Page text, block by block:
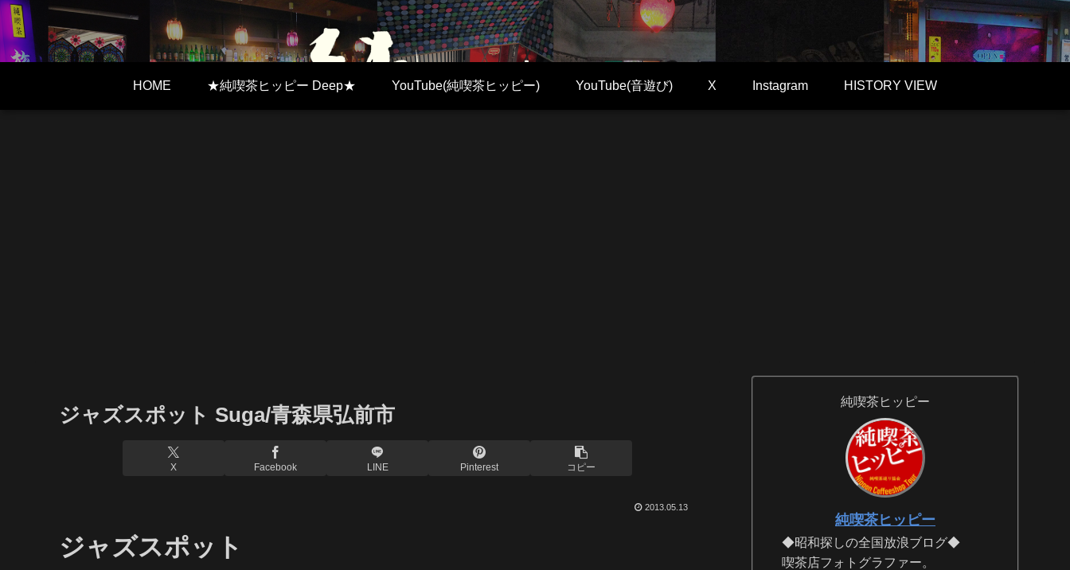
HOME ★純喫茶ヒッピー Deep★ YouTube(純喫茶ヒッピー) YouTube(音遊び) X Instagram HISTORY VIEW
ジャズスポット Suga/青森県弘前市
X Facebook LINE Pinterest コピー
2013.05.13
ジャズスポット
純喫茶ヒッピー
純喫茶ヒッピー
◆昭和探しの全国放浪ブログ◆
喫茶店フォトグラファー。